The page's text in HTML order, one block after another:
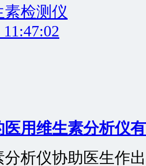
检测仪
医用维生素分析仪
分析仪协助医生作